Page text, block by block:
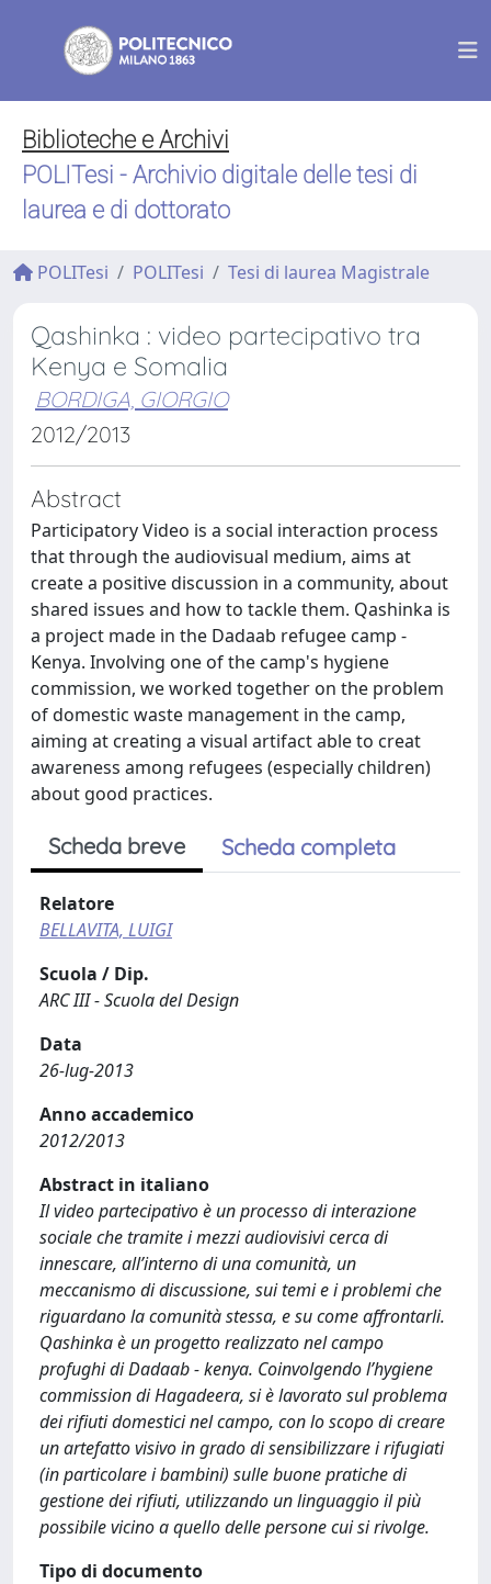
Biblioteche e Archivi
POLITesi - Archivio digitale delle tesi di
laurea e di dottorato
POLITesi POLITesi Tesi di laurea Magistrale
Qashinka : video partecipativo tra
Kenya e Somalia
BORDIGA, GIORGIO
2012/2013
Abstract
Participatory Video is a social interaction process
that through the audiovisual medium, aims at
create a positive discussion in a community, about
shared issues and how to tackle them. Qashinka is
a project made in the Dadaab refugee camp -
Kenya. Involving one of the camp's hygiene
commission, we worked together on the problem
of domestic waste management in the camp,
aiming at creating a visual artifact able to creat
awareness among refugees (especially children)
about good practices.
Scheda breve Scheda completa
Relatore
BELLAVITA, LUIGI
Scuola / Dip.
ARC III - Scuola del Design
Data
26-lug-2013
Anno accademico
2012/2013
Abstract in italiano
Il video partecipativo è un processo di interazione
sociale che tramite i mezzi audiovisivi cerca di
innescare, all’interno di una comunità, un
meccanismo di discussione, sui temi e i problemi che
riguardano la comunità stessa, e su come affrontarli.
Qashinka è un progetto realizzato nel campo
profughi di Dadaab - kenya. Coinvolgendo l’hygiene
commission di Hagadeera, si è lavorato sul problema
dei rifiuti domestici nel campo, con lo scopo di creare
un artefatto visivo in grado di sensibilizzare i rifugiati
(in particolare i bambini) sulle buone pratiche di
gestione dei rifiuti, utilizzando un linguaggio il più
possibile vicino a quello delle persone cui si rivolge.
Tipo di documento